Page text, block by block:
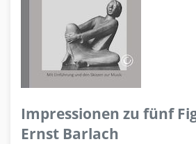
Impressionen zu fünf
Ernst Barlach